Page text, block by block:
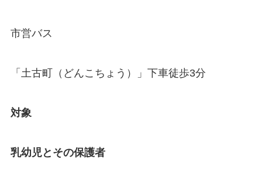
市営バス
「土古町（どんこちょう）」下車徒歩3分
対象
乳幼児とその保護者